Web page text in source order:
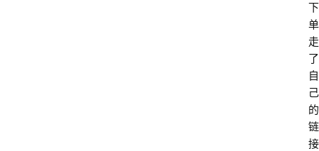
下
单
走
了
自
己
的
链
接